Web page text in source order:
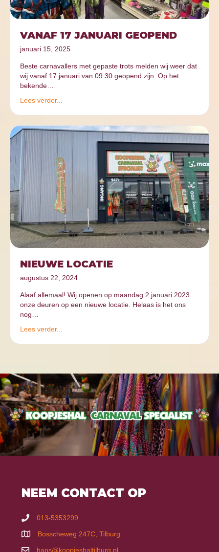
VANAF 17 JANUARI GEOPEND
januari 15, 2025
Beste carnavallers met gepaste trots melden wij weer dat
wij vanaf 17 januari van 09:30 geopend zijn. Op het
bekende…
Lees verder...
NIEUWE LOCATIE
augustus 22, 2024
Alaaf allemaal! Wij openen op maandag 2 januari 2023
onze deuren op een nieuwe locatie. Helaas is het ons
nog…
Lees verder...
NEEM CONTACT OP
013-5353299
Bosscheweg 247C, Tilburg
hans@koopjeshaltilburg.nl